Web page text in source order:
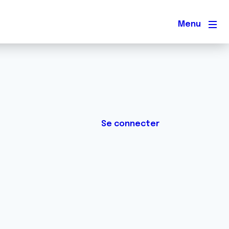
Menu
Se connecter